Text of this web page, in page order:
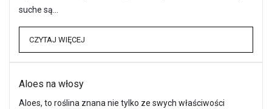
suche są…
CZYTAJ WIĘCEJ
Aloes na włosy
Aloes, to roślina znana nie tylko ze swych właściwości